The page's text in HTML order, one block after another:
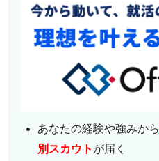
あなたの経験や強みから
別スカウト が届く